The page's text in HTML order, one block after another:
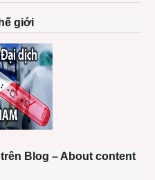
giới
Blog – About content